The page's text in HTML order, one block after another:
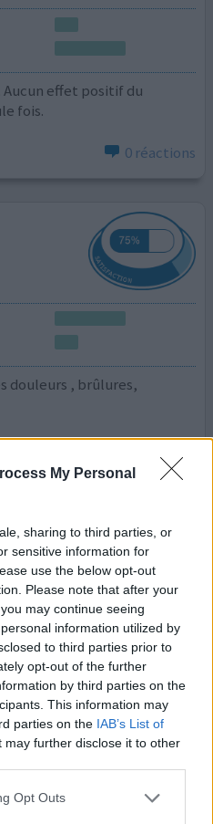
My Personal
sharing to third parties, or
sensitive information for
use the below opt-out
Please note that after your
may continue seeing
information utilized by
to third parties prior to
opt-out of the further
by third parties on the
This information may
parties on the IAB’s List of
may further disclose it to other
Opt Outs
effet positif du
fois.
0 réactions
douleurs , brûlures,
et dans les crises de
les antidouleurs
l'acupan me permet de
en 30 minutes et la douleur
0 réactions